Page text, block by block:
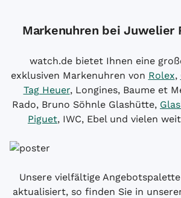
Markenuhren bei Juwelier
watch.de bietet Ihnen eine
exklusiven Markenuhren von Rolex,
Tag Heuer, Longines, Baume et
Rado, Bruno Söhnle Glashütte,
Piguet, IWC, Ebel und vielen
Unsere vielfältige
aktualisiert, so finden Sie in